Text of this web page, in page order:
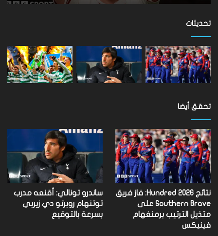
برمنغهام
تحديثات
تحقق أيضا
نتائج Hundred 2026: فاز فريق
Southern Brave على
متذيل الترتيب برمنغهام
فينيكس
ساندرو تونالي: أقنعه مدرب
توتنهام روبرتو دي زيربي
بسرعة بالتوقيع